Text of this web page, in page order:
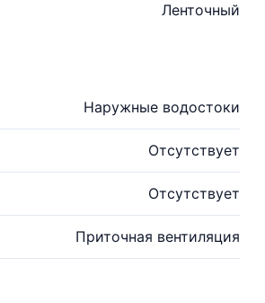
Ленточный
Наружные водостоки
Отсутствует
Отсутствует
Приточная вентиляция